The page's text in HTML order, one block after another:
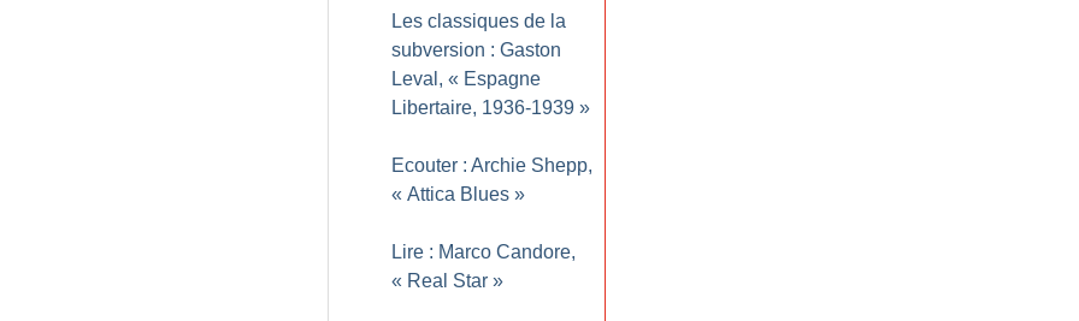
Les classiques de la
subversion : Gaston
Leval, « Espagne
Libertaire, 1936-1939 »
Ecouter : Archie Shepp,
« Attica Blues »
Lire : Marco Candore,
« Real Star »